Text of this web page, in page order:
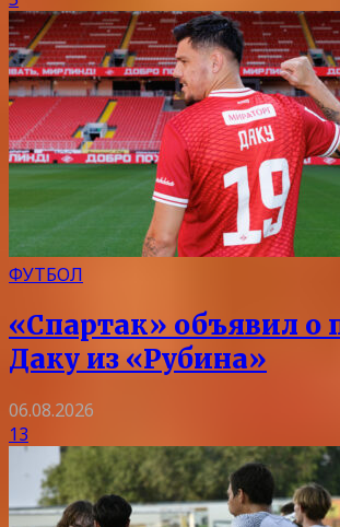
ФУТБОЛ
«Спартак» объявил о
Даку из «Рубина»
06.08.2026
13